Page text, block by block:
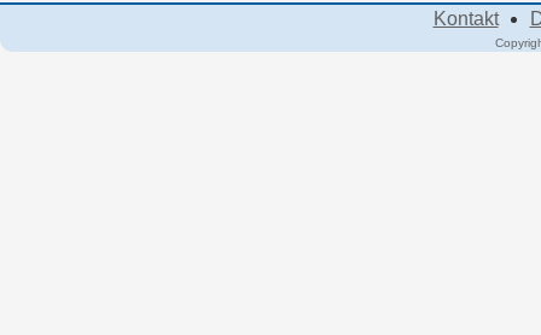
Kontakt